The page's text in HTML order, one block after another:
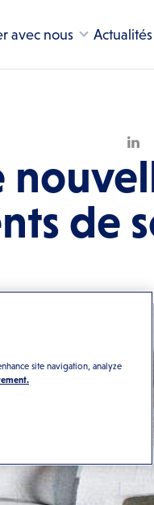
avec nous Actualités
de
site navigation, analyze